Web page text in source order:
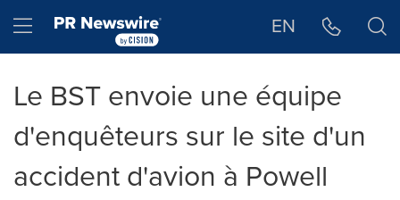
Hamburger menu EN
Le BST envoie une équipe
d'enquêteurs sur le site d'un
accident d'avion à Powell